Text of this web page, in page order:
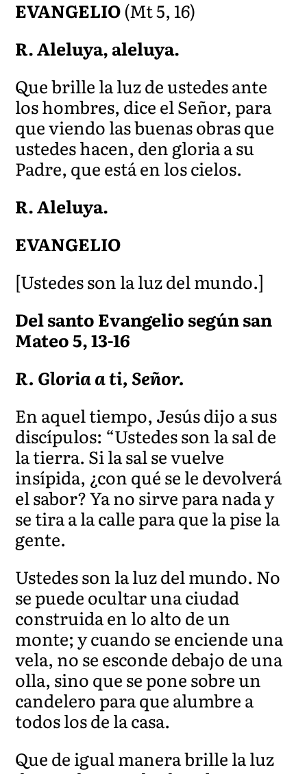
EVANGELIO(Mt 5, 16)
R. Aleluya, aleluya.
Que brille la luz de ustedes ante
los hombres, dice el Señor, para
que viendo las buenas obras que
ustedes hacen, den gloria a su
Padre, que está en los cielos.
R. Aleluya.
EVANGELIO
[Ustedes son la luz del mundo.]
Del santo Evangelio según san
Mateo 5, 13-16
R. Gloria a ti, Señor.
En aquel tiempo, Jesús dijo a sus
discípulos: “Ustedes son la sal de
la tierra. Si la sal se vuelve
insípida, ¿con qué se le devolverá
el sabor? Ya no sirve para nada y
se tira a la calle para que la pise la
gente.
Ustedes son la luz del mundo. No
se puede ocultar una ciudad
construida en lo alto de un
monte; y cuando se enciende una
vela, no se esconde debajo de una
olla, sino que se pone sobre un
candelero para que alumbre a
todos los de la casa.
Que de igual manera brille la luz